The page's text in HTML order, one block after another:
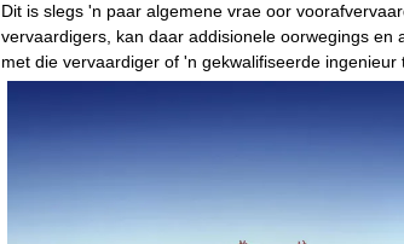
Dit is slegs 'n paar algemene vrae oor
vervaardigers, kan daar addisionele oorwegings
met die vervaardiger of 'n gekwalifiseerde